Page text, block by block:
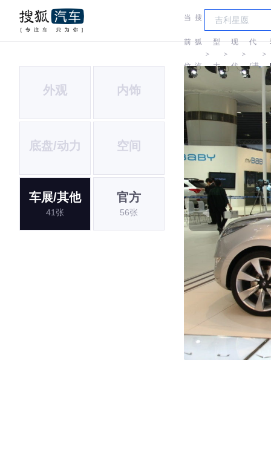
当
前
位
置:
搜
狐
汽
车
＞
车
型
大
全
＞
现
代
＞
代
(进
口)
＞
外观 内饰
底盘/动力 空间
车展/其他
41张
官方
56张